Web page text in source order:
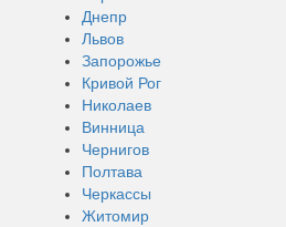
Днепр
Львов
Запорожье
Кривой Рог
Николаев
Винница
Чернигов
Полтава
Черкассы
Житомир